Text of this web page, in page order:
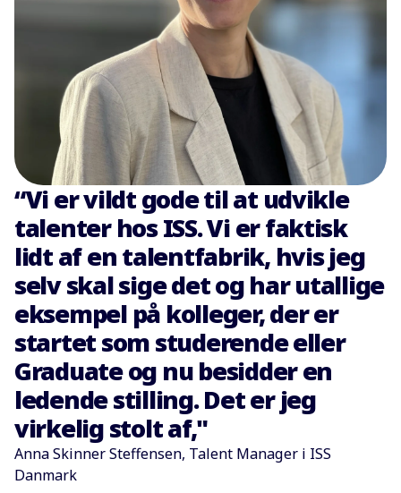
“Vi er vildt gode til at udvikle
talenter hos ISS. Vi er faktisk
lidt af en talentfabrik, hvis jeg
selv skal sige det og har utallige
eksempel på kolleger, der er
startet som studerende eller
Graduate og nu besidder en
ledende stilling. Det er jeg
virkelig stolt af,"
Anna Skinner Steffensen, Talent Manager i ISS
Danmark